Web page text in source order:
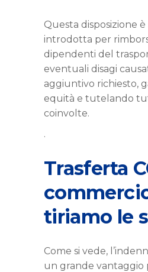
Questa disposizione è
introdotta per
dipendenti del
eventuali disagi
aggiuntivo richiesto,
equità e tutelando
coinvolte.
.
Trasferta
tiriamo le
Come si vede,
un grande